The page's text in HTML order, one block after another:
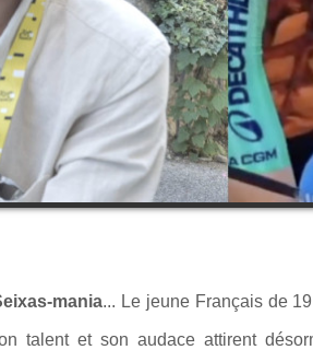
mania... Le jeune Français de
talent et son audace attirent